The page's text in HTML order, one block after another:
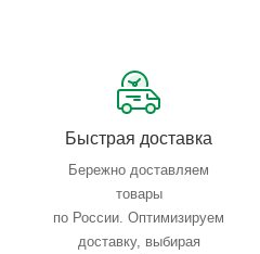
Тройной весовой контроль:
Быстрая доставка
Бережно доставляем
товары
по России. Оптимизируем
доставку, выбирая